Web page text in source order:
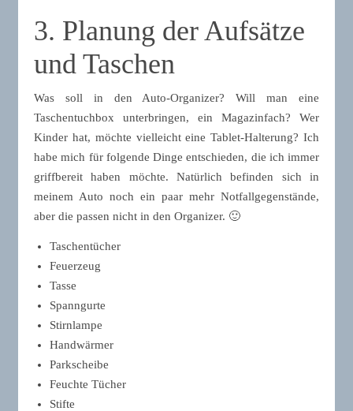
3. Planung der Aufsätze
und Taschen
Was soll in den Auto-Organizer? Will man eine
Taschentuchbox unterbringen, ein Magazinfach? Wer
Kinder hat, möchte vielleicht eine Tablet-Halterung? Ich
habe mich für folgende Dinge entschieden, die ich immer
griffbereit haben möchte. Natürlich befinden sich in
meinem Auto noch ein paar mehr Notfallgegenstände,
aber die passen nicht in den Organizer. 🙂
Taschentücher
Feuerzeug
Tasse
Spanngurte
Stirnlampe
Handwärmer
Parkscheibe
Feuchte Tücher
Stifte